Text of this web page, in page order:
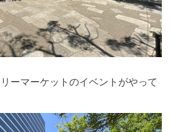
ーマーケットのイベントがやって